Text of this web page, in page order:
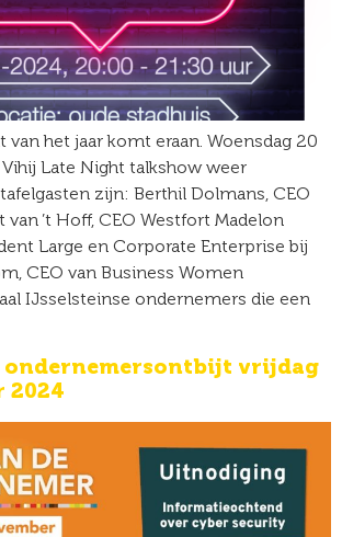
van het jaar komt eraan. Woensdag 20
Late Night talkshow weer
zijn: Berthil Dolmans, CEO
van ’t Hoff, CEO Westfort Madelon
Large en Corporate Enterprise bij
CEO van Business Women
IJsselsteinse ondernemers die een
vrijdag
2024